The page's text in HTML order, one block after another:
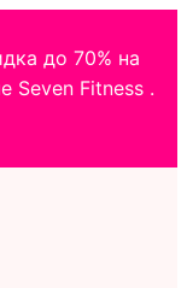
до 70% на
Seven Fitness .